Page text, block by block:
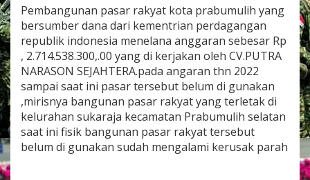
e
s
u
a
i
d
g
n
R
A
B
p
Pembangunan pasar rakyat kota prabumulih yang
bersumber dana dari kementrian perdagangan
republik indonesia menelana anggaran sebesar Rp
, 2.714.538.300,.00 yang di kerjakan oleh CV.PUTRA
NARASON SEJAHTERA.pada angaran thn 2022
sampai saat ini pasar tersebut belum di gunakan
,mirisnya bangunan pasar rakyat yang terletak di
kelurahan sukaraja kecamatan Prabumulih selatan
saat ini fisik bangunan pasar rakyat tersebut
belum di gunakan sudah mengalami kerusak parah